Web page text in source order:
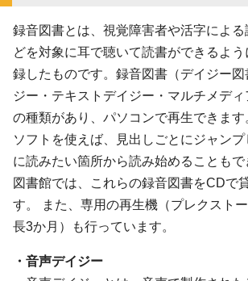
録音図書とは、視覚障害者や活字によ
どを対象に耳で聴いて読書ができるよ
録したものです。録音図書（デイジー図
ジー・テキストデイジー・マルチメデ
の種類があり、パソコンで再生できま
ソフトを使えば、見出しごとにジャン
に読みたい箇所から読み始めることも
図書館では、これらの録音図書をCDで
す。 また、専用の再生機（プレクスト
長3か月）も行っています。
・音声デイジー